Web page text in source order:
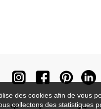
des cookies afin de vous
collectons des statistiques